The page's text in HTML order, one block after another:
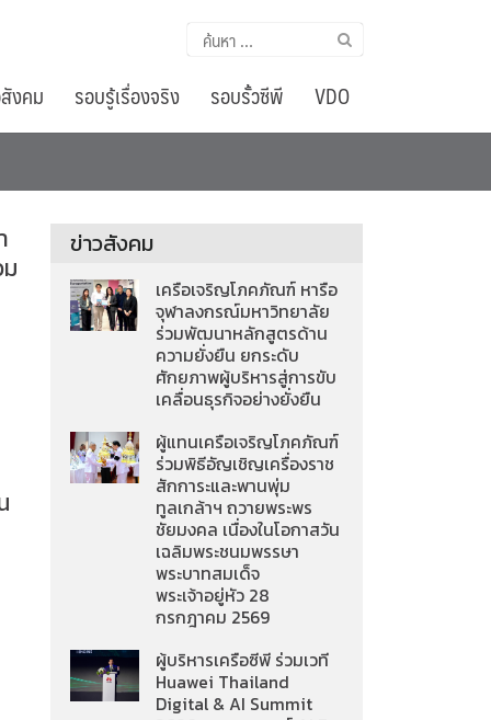
ค้นหา
งคม รอบรู้เรื่องจริง รอบรั้วซีพี VDO
ข่าวสังคม
เครือเจริญโภคภัณฑ์ หารือ
จุฬาลงกรณ์มหาวิทยาลัย
ร่วมพัฒนาหลักสูตรด้าน
ความยั่งยืน ยกระดับ
ศักยภาพผู้บริหารสู่การขับ
เคลื่อนธุรกิจอย่างยั่งยืน
ผู้แทนเครือเจริญโภคภัณฑ์
ร่วมพิธีอัญเชิญเครื่องราช
สักการะและพานพุ่ม
ทูลเกล้าฯ ถวายพระพร
ชัยมงคล เนื่องในโอกาสวัน
เฉลิมพระชนมพรรษา
พระบาทสมเด็จ
พระเจ้าอยู่หัว 28
กรกฎาคม 2569
ผู้บริหารเครือซีพี ร่วมเวที
Huawei Thailand
Digital & AI Summit